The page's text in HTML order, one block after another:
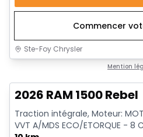
Commencer
Ste-Foy Chrysler
Mention
2026 RAM 1500 Rebel
Traction intégrale, Moteur:
VVT A/MDS ECO/ETORQUE - 8